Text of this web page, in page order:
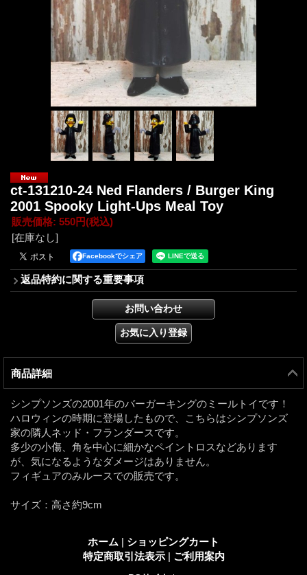
ct-131210-24 Ned Flanders / Burger King
2001 Spooky Light-Ups Meal Toy
販売価格: 550円(税込)
[在庫なし]
Facebookでシェア
返品特約に関する重要事項
商品詳細
シンプソンズの2001年のバーガーキングのミールトイです！
ハロウィンの時期に登場したもので、こちらはシンプソンズ
家の隣人ネッド・フランダースです。
多少の小傷、角を中心に細かなペイントロスなどあります
が、気になるようなダメージはありません。
フィギュアのみルースでの販売です。
サイズ：高さ約9cm
ホーム | ショッピングカート
特定商取引法表示 | ご利用案内